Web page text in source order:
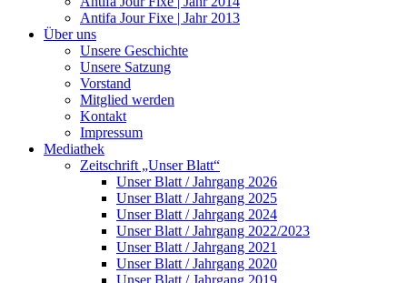
Antifa Jour Fixe | Jahr 2013
Über uns
Unsere Geschichte
Unsere Satzung
Vorstand
Mitglied werden
Kontakt
Impressum
Mediathek
Zeitschrift „Unser Blatt“
Unser Blatt / Jahrgang 2026
Unser Blatt / Jahrgang 2025
Unser Blatt / Jahrgang 2024
Unser Blatt / Jahrgang 2022/2023
Unser Blatt / Jahrgang 2021
Unser Blatt / Jahrgang 2020
Unser Blatt / Jahrgang 2019